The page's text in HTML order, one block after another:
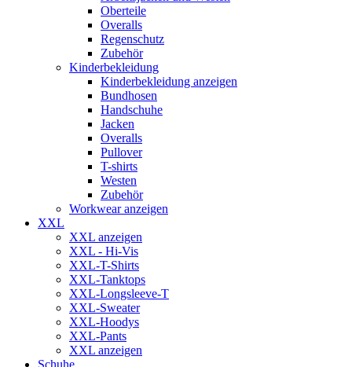
Oberteile
Overalls
Regenschutz
Zubehör
Kinderbekleidung
Kinderbekleidung anzeigen
Bundhosen
Handschuhe
Jacken
Overalls
Pullover
T-shirts
Westen
Zubehör
Workwear anzeigen
XXL
XXL anzeigen
XXL - Hi-Vis
XXL-T-Shirts
XXL-Tanktops
XXL-Longsleeve-T
XXL-Sweater
XXL-Hoodys
XXL-Pants
XXL anzeigen
Schuhe